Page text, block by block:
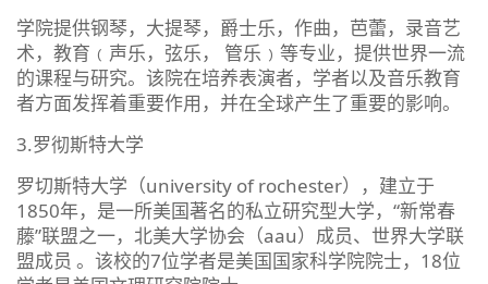
学院提供钢琴，大提琴，爵士乐，作曲，芭蕾，录音艺
术，教育﹙声乐，弦乐， 管乐﹚等专业，提供世界一流
的课程与研究。该院在培养表演者，学者以及音乐教育
者方面发挥着重要作用，并在全球产生了重要的影响。
3.罗彻斯特大学
罗切斯特大学（university of rochester），建立于
1850年，是一所美国著名的私立研究型大学，“新常春
藤”联盟之一，北美大学协会（aau）成员、世界大学联
盟成员 。该校的7位学者是美国国家科学院院士，18位